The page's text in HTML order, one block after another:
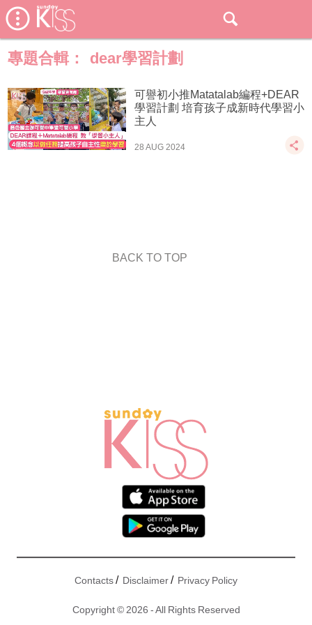
專題合輯： dear學習計劃
可譽初小推Matatalab編程+DEAR
學習計劃 培育孩子成新時代學習小
主人
28 AUG 2024
BACK TO TOP
Contacts/ Disclaimer/ Privacy Policy
Copyright © 2026 - All Rights Reserved